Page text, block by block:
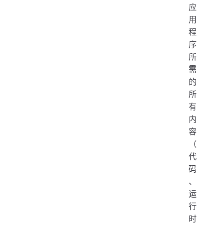
应
用
程
序
所
需
的
所
有
内
容
（
代
码
、
运
行
时